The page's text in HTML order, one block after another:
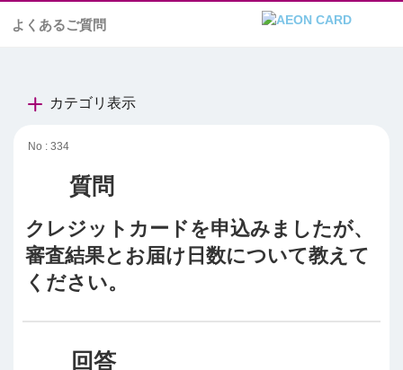
よくあるご質問
カテゴリ表示
No : 334
クレジットカードを申込みましたが、
審査結果とお届け日数について教えて
ください。